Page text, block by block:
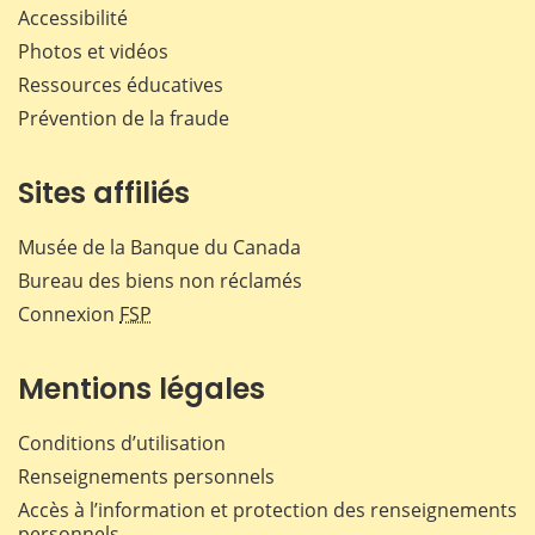
Accessibilité
Photos et vidéos
Ressources éducatives
Prévention de la fraude
Sites affiliés
Musée de la Banque du Canada
Bureau des biens non réclamés
Connexion FSP
Mentions légales
Conditions d’utilisation
Renseignements personnels
Accès à l’information et protection des renseignements